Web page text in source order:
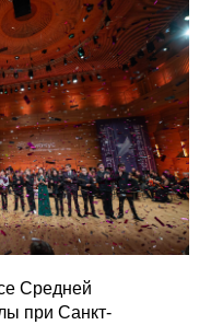
Средней
при Санкт-